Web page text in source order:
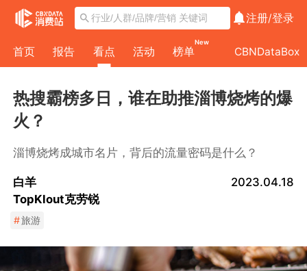
注册/登录
首页 报告 看点 活动 榜单
New
CBNDataBox
热搜霸榜多日，谁在助推淄博烧烤的爆
火？
淄博烧烤成城市名片，背后的流量密码是什么？
白羊
TopKlout克劳锐
2023.04.18
#旅游